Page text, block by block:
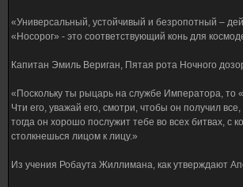
«Универсальный, устойчивый и безропотный –
«Носорог» - это соответствующий конь для
Капитан Эмиль Вериган, Пятая рота Ночного
«Поскольку ты рыцарь на службе Императора, то
Чти его, уважай его, смотри, чтобы он получил
тогда он хорошо послужит тебе во всех битвах, с
столкнешься лицом к лицу.»
Из учения Робаута Жиллимана, как утверждают